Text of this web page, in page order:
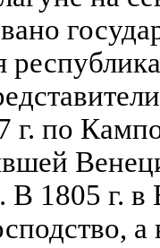
г. по
1805 г. в
а